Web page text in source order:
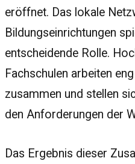
eröffnet. Das lokale
Bildungseinrichtungen
entscheidende Rolle.
Fachschulen arbeiten
zusammen und stellen
den Anforderungen der
Das Ergebnis dieser